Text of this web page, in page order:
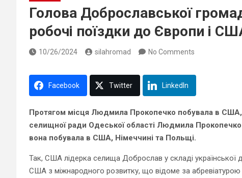
Голова Доброславської
робочі поїздки до Європи і
10/26/2024 silahromad No Comments
Facebook Twitter LinkedIn
Протягом місця Людмила Прокопечко побувала в
селищної ради Одеської області Людмила
вона побувала в США, Німеччині та Польщі.
Так, США лідерка селища Доброслав у складі української
США з міжнародного розвитку, що відоме за